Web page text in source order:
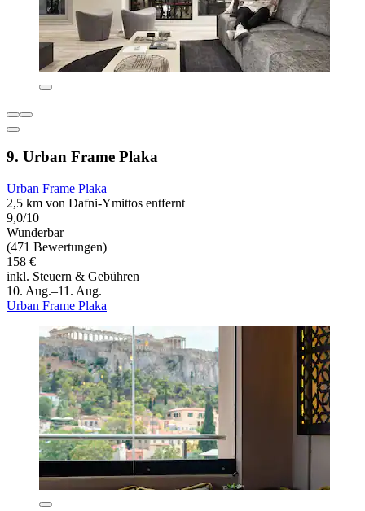
9. Urban Frame Plaka
Urban Frame Plaka
2,5 km von Dafni-Ymittos entfernt
9,0/10
Wunderbar
(471 Bewertungen)
158 €
inkl. Steuern & Gebühren
10. Aug.–11. Aug.
Urban Frame Plaka